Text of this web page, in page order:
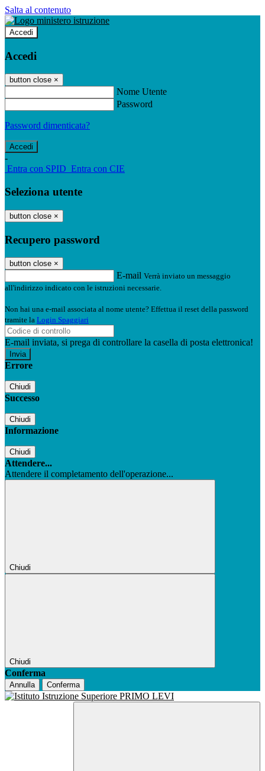
Salta al contenuto
Accedi
Accedi
button close ×
Nome Utente
Password
Password dimenticata?
-
Entra con SPID Entra con CIE
Seleziona utente
button close ×
Recupero password
button close ×
E-mail Verrà inviato un messaggio
all'indirizzo indicato con le istruzioni necessarie.
Non hai una e-mail associata al nome utente? Effettua il reset della password
tramite la Login Spaggiari
E-mail inviata, si prega di controllare la casella di posta elettronica!
Errore
Chiudi
Successo
Chiudi
Informazione
Chiudi
Attendere...
Attendere il completamento dell'operazione...
Chiudi
Chiudi
Conferma
Annulla Conferma